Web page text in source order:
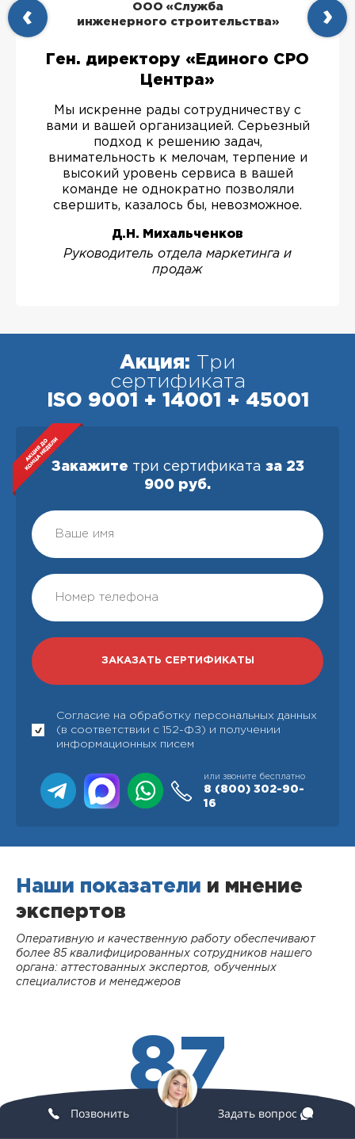
ООО «Служба
инженерного строительства»
Ген. директору «Единого СРО
Центра»
Мы искренне рады сотрудничеству с
вами и вашей организацией. Серьезный
подход к решению задач,
внимательность к мелочам, терпение и
высокий уровень сервиса в вашей
команде не однократно позволяли
свершить, казалось бы, невозможное.
Д.Н. Михальченков
Руководитель отдела маркетинга и
продаж
Акция: Три
сертификата
ISO 9001 + 14001 + 45001
Закажите три сертификата за 23
900 руб.
Согласие на обработку персональных данных
(в соответствии с 152-ФЗ) и получении
информационных писем
или звоните бесплатно
8 (800) 302-90-
16
Наши показатели и мнение
экспертов
Оперативную и качественную работу обеспечивают
более 85 квалифицированных сотрудников нашего
органа: аттестованных экспертов, обученных
специалистов и менеджеров
87
СОТРУДНИКОВ
Позвонить Задать вопрос